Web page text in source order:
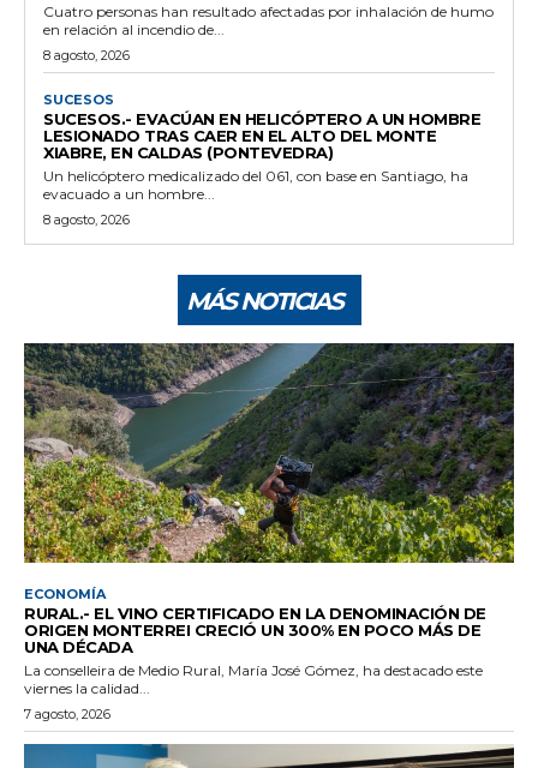
Cuatro personas han resultado afectadas por inhalación de humo
en relación al incendio de...
8 agosto, 2026
SUCESOS
SUCESOS.- EVACÚAN EN HELICÓPTERO A UN HOMBRE
LESIONADO TRAS CAER EN EL ALTO DEL MONTE
XIABRE, EN CALDAS (PONTEVEDRA)
Un helicóptero medicalizado del 061, con base en Santiago, ha
evacuado a un hombre...
8 agosto, 2026
MÁS NOTICIAS
ECONOMÍA
RURAL.- EL VINO CERTIFICADO EN LA DENOMINACIÓN DE
ORIGEN MONTERREI CRECIÓ UN 300% EN POCO MÁS DE
UNA DÉCADA
La conselleira de Medio Rural, María José Gómez, ha destacado este
viernes la calidad...
7 agosto, 2026